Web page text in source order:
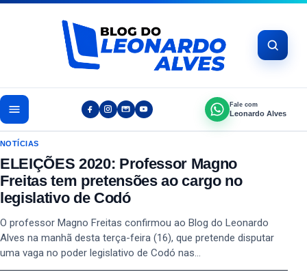
Pular para o conteúdo
Fale com
Leonardo Alves
NOTÍCIAS
ELEIÇÕES 2020: Professor Magno
Freitas tem pretensões ao cargo no
legislativo de Codó
O professor Magno Freitas confirmou ao Blog do Leonardo
Alves na manhã desta terça-feira (16), que pretende disputar
uma vaga no poder legislativo de Codó nas…